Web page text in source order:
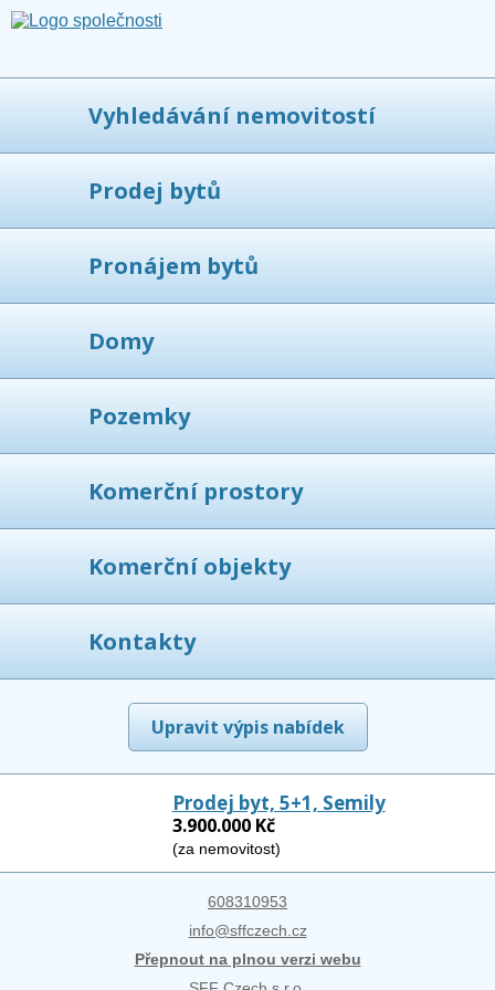
Vyhledávání nemovitostí
Prodej bytů
Pronájem bytů
Domy
Pozemky
Komerční prostory
Komerční objekty
Kontakty
Upravit výpis nabídek
Prodej byt, 5+1, Semily
3.900.000 Kč
(za nemovitost)
608310953
info@sffczech.cz
Přepnout na plnou verzi webu